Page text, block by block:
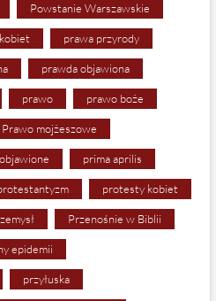
Powstanie Warszawskie
prawa przyrody
prawda objawiona
prawo prawo boże
Prawo mojżeszowe
prima aprilis
protesty kobiet
Przenośnie w Biblii
epidemii
przyłuska